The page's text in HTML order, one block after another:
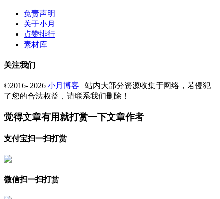
免责声明
关于小月
点赞排行
素材库
关注我们
©2016- 2026 小月博客 站内大部分资源收集于网络，若侵犯
了您的合法权益，请联系我们删除！
觉得文章有用就打赏一下文章作者
支付宝扫一扫打赏
微信扫一扫打赏